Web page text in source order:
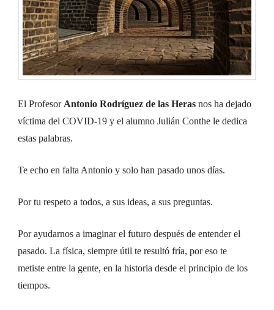
El Profesor Antonio Rodríguez de las Heras nos ha dejado
víctima del COVID-19 y el alumno Julián Conthe le dedica
estas palabras.
Te echo en falta Antonio y solo han pasado unos días.
Por tu respeto a todos, a sus ideas, a sus preguntas.
Por ayudarnos a imaginar el futuro después de entender el
pasado. La física, siempre útil te resultó fría, por eso te
metiste entre la gente, en la historia desde el principio de los
tiempos.